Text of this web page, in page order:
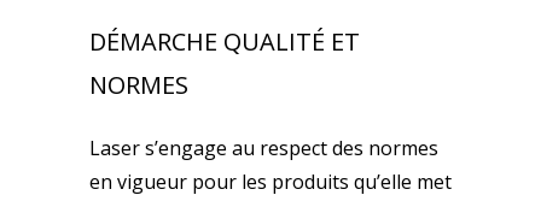
DÉMARCHE QUALITÉ ET
NORMES
Laser s’engage au respect des normes
en vigueur pour les produits qu’elle met